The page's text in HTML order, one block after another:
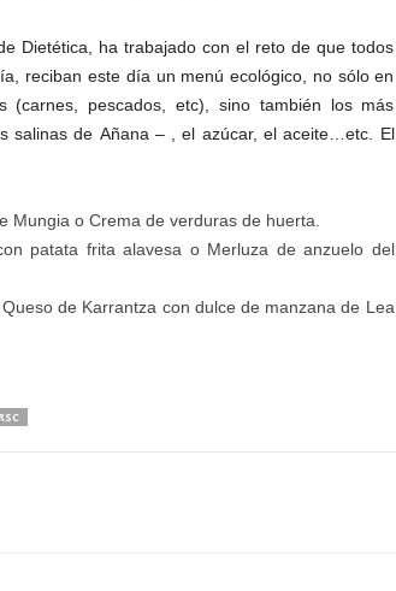
Dietética, ha trabajado con el reto de que todos
reciban este día un menú ecológico, no sólo en
(carnes, pescados, etc), sino también los más
salinas de Añana – , el azúcar, el aceite…etc. El
Mungia o Crema de verduras de huerta.
patata frita alavesa o Merluza de anzuelo del
de Karrantza con dulce de manzana de Lea